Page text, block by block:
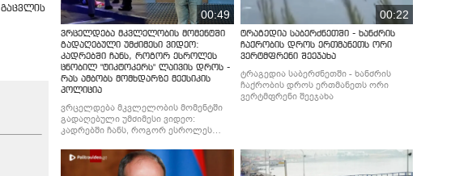
00:49
ვრცელდება მკვლელობის მომენტში
გადაღებული უმძიმესი ვიდეო:
კადრებში ჩანს, როგორ ესროლეს
ცნობილ "ტიკტოკერს" ლაივის დროს -
რას ამბობს მომხდარზე მექსიკის
პოლიცია
ვრცელდება მკვლელობის მომენტში
გადაღებული უმძიმესი ვიდეო:
კადრებში ჩანს, როგორ ესროლეს
რას ამბობს მომხდარზე მექსიკის
პოლიცია
00:22
ტრაგედია საბერძნეთში - ხანძრის
ჩაქრობის დროს ერთმანეთს ორი
ვერტმფრენი შეეჯახა
ტრაგედია საბერძნეთში - ხანძრის
ჩაქრობის დროს ერთმანეთს ორი
ვერტმფრენი შეეჯახა